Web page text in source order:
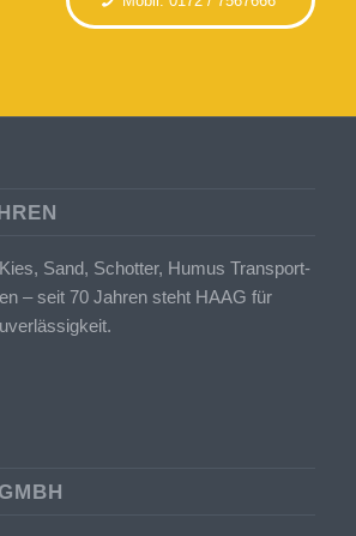
Sand, Schotter, Humus Transport-
– seit 70 Jahren steht HAAG für